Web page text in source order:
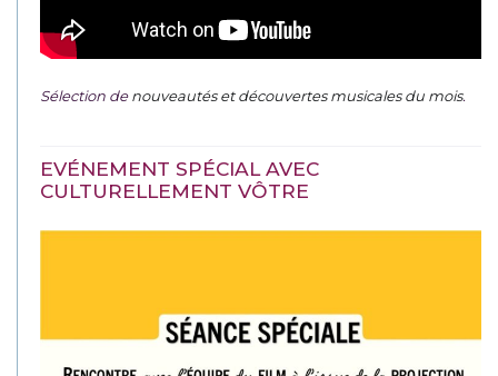
Sélection denouveautés et découvertes musicales du mois.
EVÉNEMENT SPÉCIAL AVEC
CULTURELLEMENT VÔTRE